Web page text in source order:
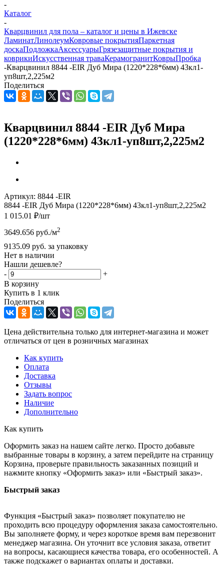
-
Каталог
-
Кварцвинил для пола – каталог и цены в Ижевске
ЛаминатЛинолеумКовровые покрытияПаркетная
доскаПодложкаАксессуарыГрязезащитные покрытия и
коврикиИскусственная траваКерамогранитКоврыПробка
-Кварцвинил 8844 -EIR Дуб Мира (1220*228*6мм) 43кл1-
уп8шт,2,225м2
Поделиться
Кварцвинил 8844 -EIR Дуб Мира
(1220*228*6мм) 43кл1-уп8шт,2,225м2
Артикул: 8844 -EIR
8844 -EIR Дуб Мира (1220*228*6мм) 43кл1-уп8шт,2,225м2
1 015.01 ₽/шт
3649.656 руб./м2
9135.09 руб. за упаковку
Нет в наличии
Нашли дешевле?
-
+
В корзину
Купить в 1 клик
Поделиться
Цена действительна только для интернет-магазина и может
отличаться от цен в розничных магазинах
Как купить
Оплата
Доставка
Отзывы
Задать вопрос
Наличие
Дополнительно
Как купить
Оформить заказ на нашем сайте легко. Просто добавьте
выбранные товары в корзину, а затем перейдите на страницу
Корзина, проверьте правильность заказанных позиций и
нажмите кнопку «Оформить заказ» или «Быстрый заказ».
Быстрый заказ
Функция «Быстрый заказ» позволяет покупателю не
проходить всю процедуру оформления заказа самостоятельно.
Вы заполняете форму, и через короткое время вам перезвонит
менеджер магазина. Он уточнит все условия заказа, ответит
на вопросы, касающиеся качества товара, его особенностей. А
также подскажет о вариантах оплаты и доставки.